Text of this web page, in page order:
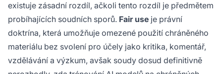
existuje zásadní rozdíl, ačkoli tento rozdíl je předmětem
probíhajících soudních sporů. Fair use je právní
doktrína, která umožňuje omezené použití chráněného
materiálu bez svolení pro účely jako kritika, komentář,
vzdělávání a výzkum, avšak soudy dosud definitivně